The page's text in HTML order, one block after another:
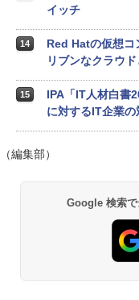
イッチ
14
Red Hatの仮想コ
リブンなクラウ
15
IPA「IT人材白書
に対するIT企業
（編集部）
Google 検索で